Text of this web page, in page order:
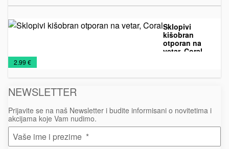
Sklopivi
kišobran
otporan na
vetar, Coral
Kišobrani
NOVO
U
PONUDI
2026
2.99 €
NEWSLETTER
Prijavite se na naš Newsletter i budite informisani o novitetima i
akcijama koje Vam nudimo.